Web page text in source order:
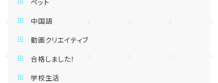
ペット
中国語
動画クリエイティブ
合格しました！
学校生活